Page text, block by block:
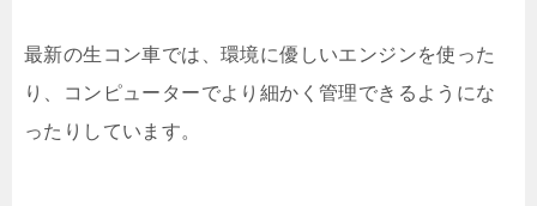
最新の生コン車では、環境に優しいエンジンを使った
り、コンピューターでより細かく管理できるようにな
ったりしています。